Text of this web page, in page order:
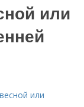
или
или